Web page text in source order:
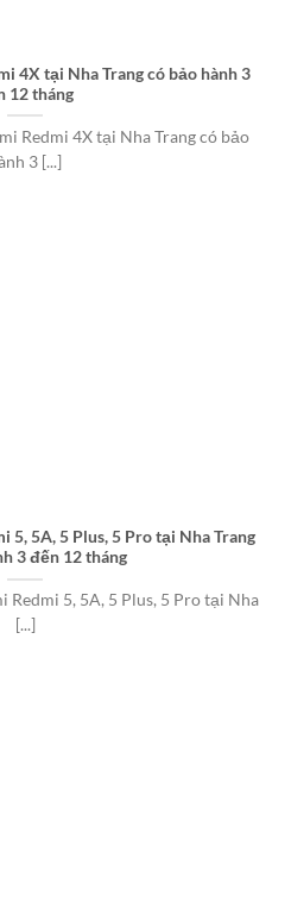
4X tại Nha Trang có bảo hành 3
12 tháng
Redmi 4X tại Nha Trang có bảo
3 [...]
5, 5A, 5 Plus, 5 Pro tại Nha Trang
3 đến 12 tháng
Redmi 5, 5A, 5 Plus, 5 Pro tại Nha
[...]